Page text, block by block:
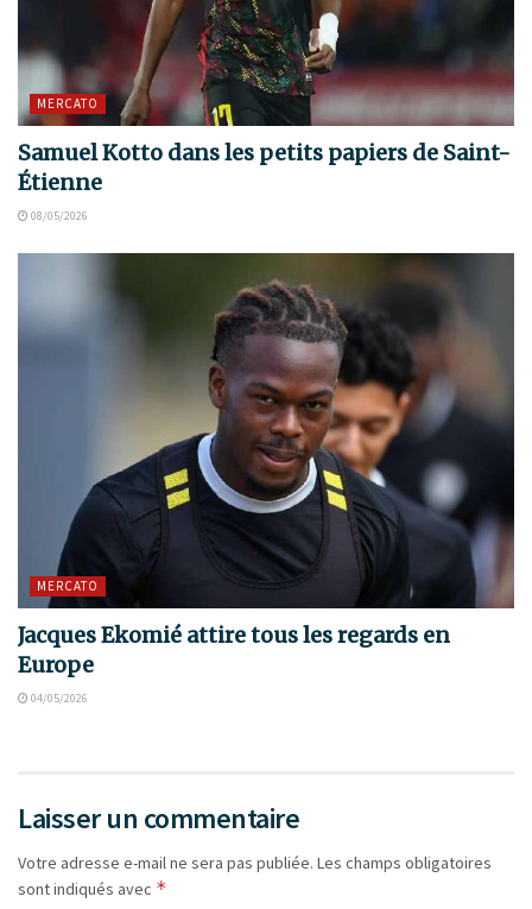
MERCATO
Samuel Kotto dans les petits papiers de Saint-
Étienne
08/05/2026
MERCATO
Jacques Ekomié attire tous les regards en
Europe
04/05/2026
Laisser un commentaire
Votre adresse e-mail ne sera pas publiée. Les champs obligatoires
sont indiqués avec *